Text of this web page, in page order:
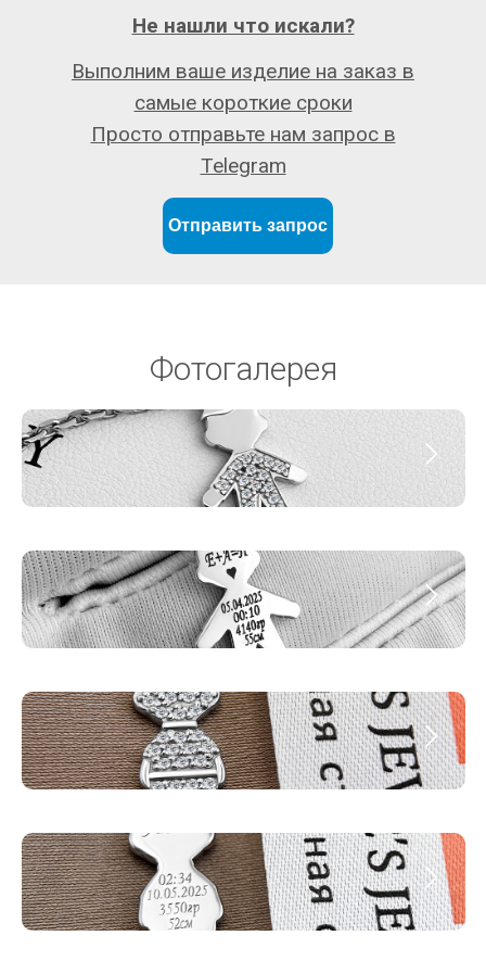
Отправить запрос
Выполним ваше изделие на заказ в
самые короткие сроки
Просто отправьте нам запрос в
Telegram
Не нашли что искали?
Фотогалерея